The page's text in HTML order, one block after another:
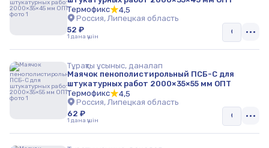
Термофикс
4,5
Россия, Липецкая область
52 ₽
1 дана үшін
Тұрақты ұсыныс, даналап
Маячок пенополистирольный ПСБ-С для
штукатурных работ 2000×35×55 мм ОПТ
Термофикс
4,5
Россия, Липецкая область
62 ₽
1 дана үшін